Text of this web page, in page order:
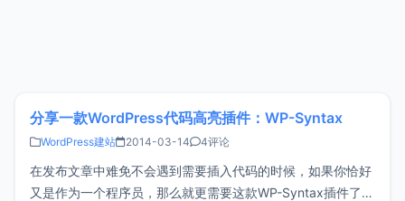
分享一款WordPress代码高亮插件：WP-Syntax
WordPress建站 2014-03-14 4评论
在发布文章中难免不会遇到需要插入代码的时候，如果你恰好
又是作为一个程序员，那么就更需要这款WP-Syntax插件了，